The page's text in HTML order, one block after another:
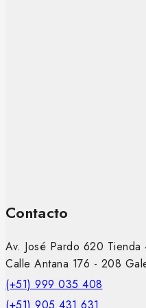
Contacto
Av. José Pardo 620
Calle Antana 176 - 208
(+51) 999 035 408
(+51) 905 431 631